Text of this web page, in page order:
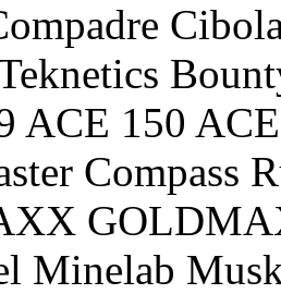
ACE 150
Compass
Minelab